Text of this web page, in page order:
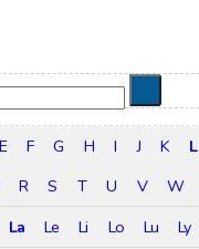
E F G H I J K L
R S T U V W
La
Le Li Lo Lu
Ly